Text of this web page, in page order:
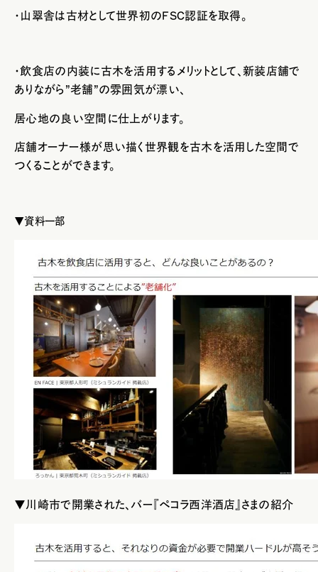
・山翠舎は古材として世界初のFSC認証を取得。
・飲食店の内装に古木を活用するメリットとして、新装店舗で
ありながら”老舗”の雰囲気が漂い、
居心地の良い空間に仕上がります。
店舗オーナー様が思い描く世界観を古木を活用した空間で
つくることができます。
▼資料一部
▼川崎市で開業された、バー『ペコラ西洋酒店』さまの紹介